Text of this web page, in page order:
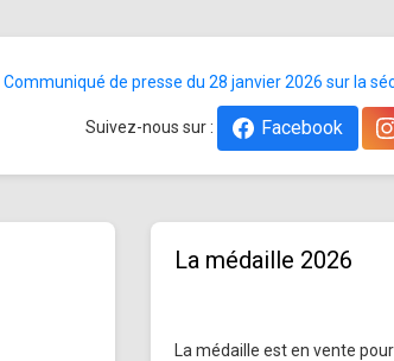
Communiqué de presse du 28 janvier 2026 sur la
Suivez-nous sur : Facebook
La médaille 2026
La médaille est en vente